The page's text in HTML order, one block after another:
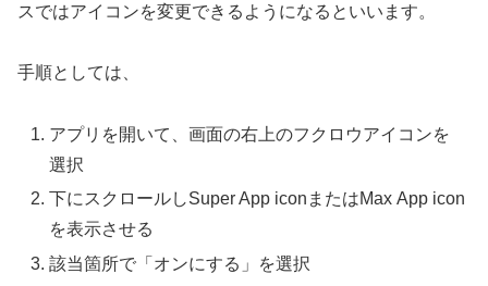
スではアイコンを変更できるようになるといいます。
手順としては、
アプリを開いて、画面の右上のフクロウアイコンを
選択
下にスクロールしSuper App iconまたはMax App icon
を表示させる
該当箇所で「オンにする」を選択